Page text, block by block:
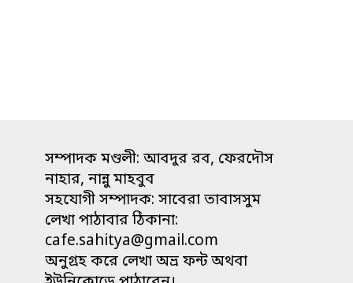
সম্পাদক মণ্ডলী: আবদুর রব, ফেরদৌস
নাহার, নান্নু মাহবুব
সহযোগী সম্পাদক: সাবেরা তাবাসসুম
লেখা পাঠাবার ঠিকানা:
cafe.sahitya@gmail.com
অনুগ্রহ করে লেখা অভ্র ফন্ট অথবা